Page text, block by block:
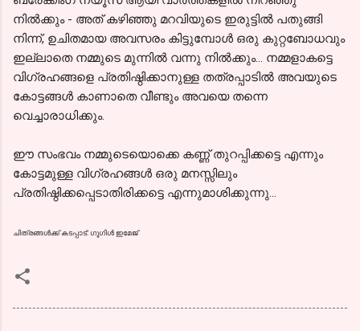
നില്‍ക്കും - അത് കഴിഞ്ഞു മറവിയുടെ ഇരുട്ടില്‍ പതുങ്ങി
നിന്ന്, ഉചിതമായ അവസരം കിട്ടുമ്പോള്‍ ഒരു കുറ്റബോധവും
ഇല്ലാതെ നമ്മുടെ മുന്നില്‍ വന്നു നില്‍ക്കും... നമ്മളാകട്ടെ
വിഗ്രഹങ്ങളെ പ്രതിഷ്ഠിക്കാനുള്ള തത്രപ്പാടില്‍ അവയുടെ
കോട്ടങ്ങള്‍ കാണാതെ വീണ്ടും അവയെ തന്നെ
വെച്ചാരാധിക്കും.
ഈ സംഭവം നമ്മുടെയൊക്കെ കണ്ണ് തുറപ്പിക്കട്ടെ എന്നും
കോട്ടമുള്ള വിഗ്രഹങ്ങള്‍ ഒരു മനസ്സിലും
പ്രതിഷ്ഠിക്കപ്പെടാതിരിക്കട്ടെ എന്നുമാശിക്കുന്നു...
ചിത്രങ്ങള്‍ക്ക് കടപ്പാട്: ഗൂഗിള്‍ ഇമേജ്